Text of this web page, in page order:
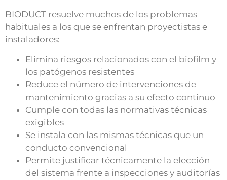
BIODUCT resuelve muchos de los problemas
habituales a los que se enfrentan proyectistas e
instaladores:
Elimina riesgos relacionados con el biofilm y
los patógenos resistentes
Reduce el número de intervenciones de
mantenimiento gracias a su efecto continuo
Cumple con todas las normativas técnicas
exigibles
Se instala con las mismas técnicas que un
conducto convencional
Permite justificar técnicamente la elección
del sistema frente a inspecciones y auditorías